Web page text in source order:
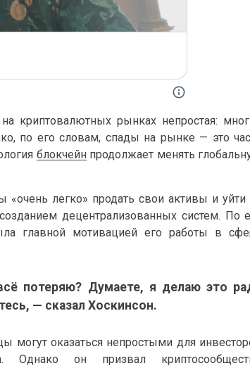
криптовалютных рынках непростая:
по его словам, спады на рынке — это
блокчейнпродолжает менять
«очень легко» продать свои активы и уйти
децентрализованных систем. По
главной мотивацией его работы в
потеряю? Думаете, я делаю это
— сказал Хоскинсон.
могут оказаться непростыми для
Однако он призвал